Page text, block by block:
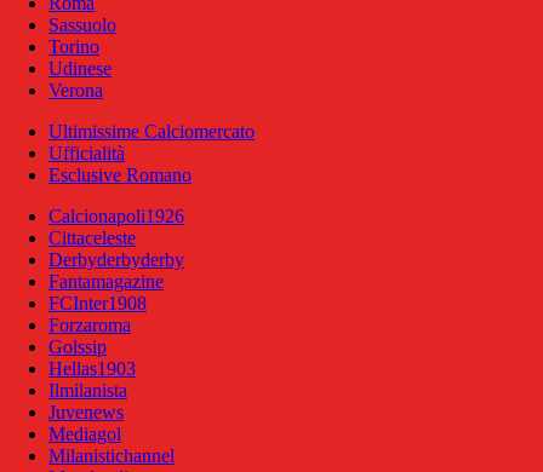
Sassuolo
Torino
Udinese
Verona
Ultimissime Calciomercato
Ufficialità
Esclusive Romano
Calcionapoli1926
Cittaceleste
Derbyderbyderby
Fantamagazine
FCInter1908
Forzaroma
Golssip
Hellas1903
Ilmilanista
Juvenews
Mediagol
Milanistichannel